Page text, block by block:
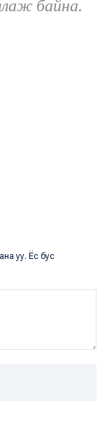
байна.
уу. Ёс бус